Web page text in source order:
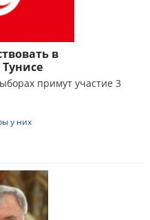
в
примут участие 3
у них